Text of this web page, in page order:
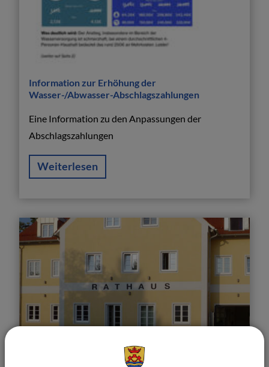
Information zur Erhöhung der
Wasser-/Abwasser-Abschlagszahlungen
Eine Information zu den Anpassungen der
Abschlagszahlungen
Weiterlesen
Verleihung und Tragen einer Ehrennadel